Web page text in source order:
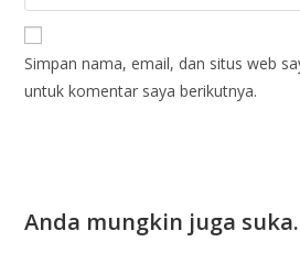
Simpan nama, email, dan situs web
untuk komentar saya berikutnya.
Anda mungkin juga